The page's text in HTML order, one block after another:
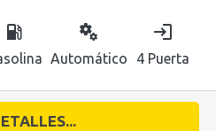
local_gas_station miscellaneous_services
Automático
login
4 Puerta